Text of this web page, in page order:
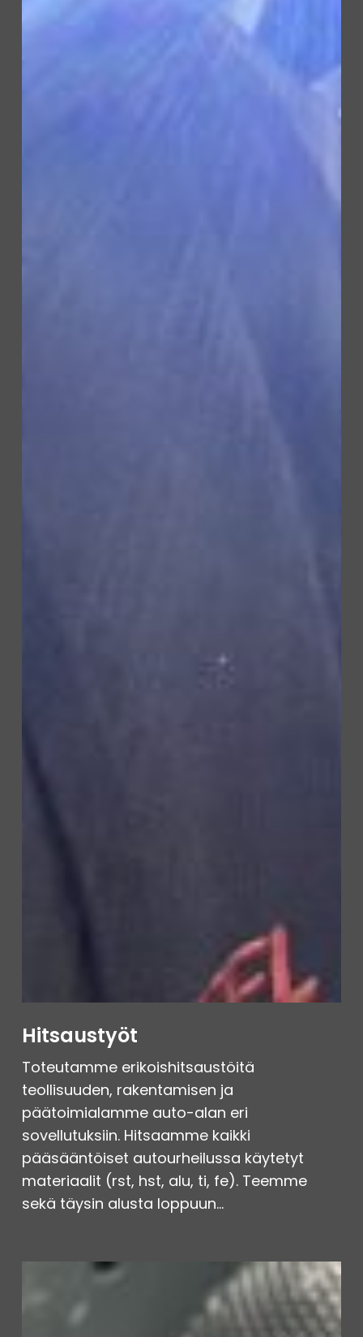
Hitsaustyöt
Toteutamme erikoishitsaustöitä
teollisuuden, rakentamisen ja
päätoimialamme auto-alan eri
sovellutuksiin. Hitsaamme kaikki
pääsääntöiset autourheilussa käytetyt
materiaalit (rst, hst, alu, ti, fe). Teemme
sekä täysin alusta loppuun…
Lämpösuoja-
lämpöeristystyöt